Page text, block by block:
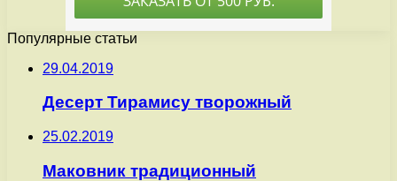
Популярные статьи
29.04.2019
Десерт Тирамису творожный
25.02.2019
Маковник традиционный